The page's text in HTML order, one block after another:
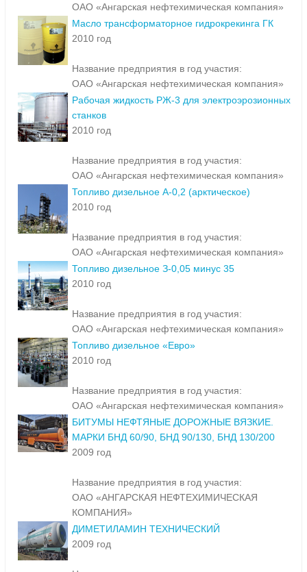
ОАО «Ангарская нефтехимическая компания»
Масло трансформаторное гидрокрекинга ГК
2010 год
Название предприятия в год участия:
ОАО «Ангарская нефтехимическая компания»
Рабочая жидкость РЖ-3 для электроэрозионных
станков
2010 год
Название предприятия в год участия:
ОАО «Ангарская нефтехимическая компания»
Топливо дизельное А-0,2 (арктическое)
2010 год
Название предприятия в год участия:
ОАО «Ангарская нефтехимическая компания»
Топливо дизельное З-0,05 минус 35
2010 год
Название предприятия в год участия:
ОАО «Ангарская нефтехимическая компания»
Топливо дизельное «Евро»
2010 год
Название предприятия в год участия:
ОАО «Ангарская нефтехимическая компания»
БИТУМЫ НЕФТЯНЫЕ ДОРОЖНЫЕ ВЯЗКИЕ.
МАРКИ БНД 60/90, БНД 90/130, БНД 130/200
2009 год
Название предприятия в год участия:
ОАО «АНГАРСКАЯ НЕФТЕХИМИЧЕСКАЯ
КОМПАНИЯ»
ДИМЕТИЛАМИН ТЕХНИЧЕСКИЙ
2009 год